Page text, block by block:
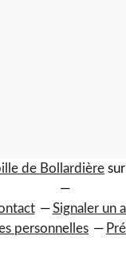
de Bollardière
Signaler un
personnelles